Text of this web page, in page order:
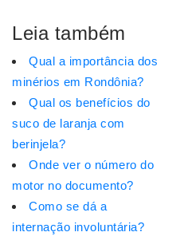
Leia também
Qual a importância dos
minérios em Rondônia?
Qual os benefícios do
suco de laranja com
berinjela?
Onde ver o número do
motor no documento?
Como se dá a
internação involuntária?